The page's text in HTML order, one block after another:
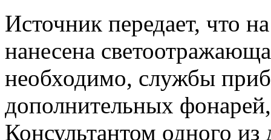
Источник передает, что
нанесена
необходимо, службы
дополнительных
Консультантом одного